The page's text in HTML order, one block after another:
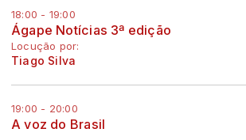
18:00 - 19:00
Ágape Notícias 3ª edição
Locução por:
Tiago Silva
19:00 - 20:00
A voz do Brasil